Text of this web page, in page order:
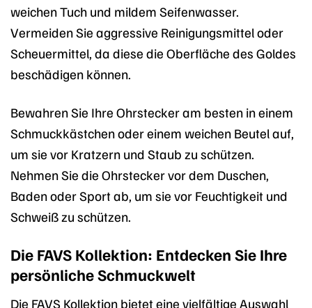
weichen Tuch und mildem Seifenwasser.
Vermeiden Sie aggressive Reinigungsmittel oder
Scheuermittel, da diese die Oberfläche des Goldes
beschädigen können.
Bewahren Sie Ihre Ohrstecker am besten in einem
Schmuckkästchen oder einem weichen Beutel auf,
um sie vor Kratzern und Staub zu schützen.
Nehmen Sie die Ohrstecker vor dem Duschen,
Baden oder Sport ab, um sie vor Feuchtigkeit und
Schweiß zu schützen.
Die FAVS Kollektion: Entdecken Sie Ihre
persönliche Schmuckwelt
Die FAVS Kollektion bietet eine vielfältige Auswahl